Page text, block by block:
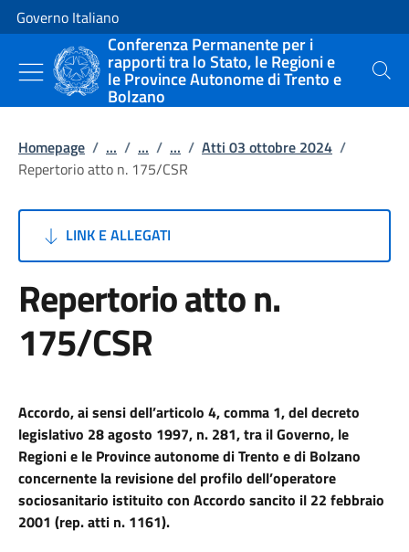
Vai al contenuto
Vai alla navigazione del sito
Governo Italiano
Conferenza Permanente per i
rapporti tra lo Stato, le Regioni e
le Province Autonome di Trento e
Bolzano
Cerca
Homepage / ... / ... / ... / Atti 03 ottobre 2024 /
Repertorio atto n. 175/CSR
LINK E ALLEGATI
Repertorio atto n.
175/CSR
Accordo, ai sensi dell’articolo 4, comma 1, del decreto
legislativo 28 agosto 1997, n. 281, tra il Governo, le
Regioni e le Province autonome di Trento e di Bolzano
concernente la revisione del profilo dell’operatore
sociosanitario istituito con Accordo sancito il 22 febbraio
2001 (rep. atti n. 1161).